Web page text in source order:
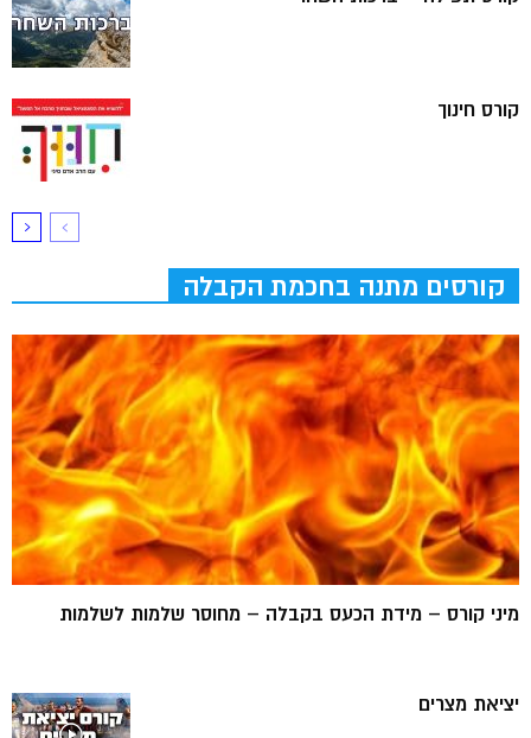
קורס חינוך
קורסים מתנה בחכמת הקבלה
מיני קורס – מידת הכעס בקבלה – מחוסר שלמות לשלמות
יציאת מצרים